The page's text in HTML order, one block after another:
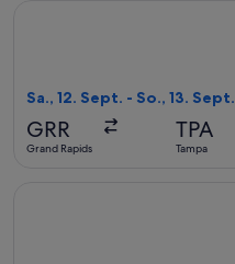
Sa., 12. Sept. - So., 13. Sept.
GRR
Grand Rapids
TPA
Tampa